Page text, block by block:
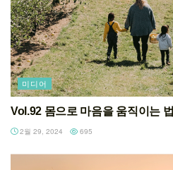
미디어
Vol.92 몸으로 마음을 움직이는 법
2월 29, 2024 695